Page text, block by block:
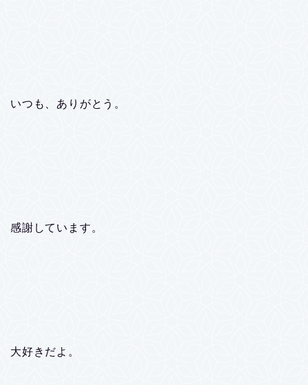
いつも、ありがとう。
感謝しています。
大好きだよ。